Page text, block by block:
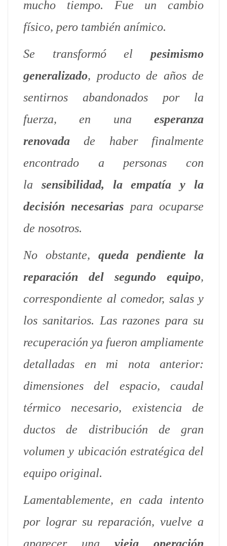
mucho tiempo. Fue un cambio
físico, pero también anímico.
Se transformó el pesimismo
generalizado, producto de años de
sentirnos abandonados por la
fuerza, en una esperanza
renovada de haber finalmente
encontrado a personas con
la sensibilidad, la empatía y la
decisión necesarias para ocuparse
de nosotros.
No obstante, queda pendiente la
reparación del segundo equipo,
correspondiente al comedor, salas y
los sanitarios. Las razones para su
recuperación ya fueron ampliamente
detalladas en mi nota anterior:
dimensiones del espacio, caudal
térmico necesario, existencia de
ductos de distribución de gran
volumen y ubicación estratégica del
equipo original.
Lamentablemente, en cada intento
por lograr su reparación, vuelve a